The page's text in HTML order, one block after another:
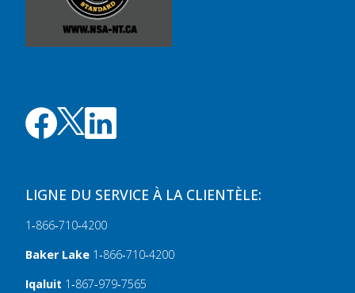
LIGNE DU SERVICE À LA CLIENTÈLE:
1‑866‑710‑4200
Baker Lake 1‑866‑710‑4200
Iqaluit 1‑867‑979‑7565